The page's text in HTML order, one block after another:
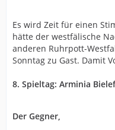
Es wird Zeit für einen
hätte der westfälische
anderen Ruhrpott-
Sonntag zu Gast. Damit
8. Spieltag: Arminia
Der Gegner,